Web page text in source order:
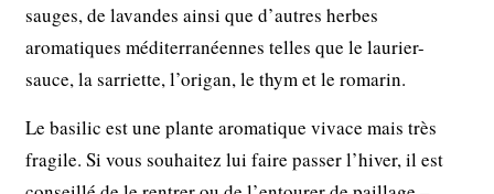
sauges, de lavandes ainsi que d’autres herbes
aromatiques méditerranéennes telles que le laurier-
sauce, la sarriette, l’origan, le thym et le romarin.
Le basilic est une plante aromatique vivace mais très
fragile. Si vous souhaitez lui faire passer l’hiver, il est